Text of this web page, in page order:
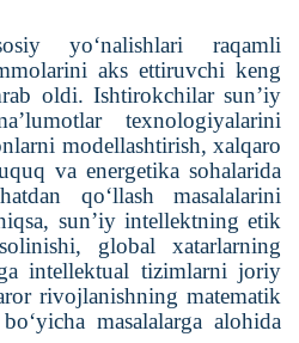
yo‘nalishlari raqamli
aks ettiruvchi keng
oldi. Ishtirokchilar sun’iy
texnologiyalarini
modellashtirish, xalqaro
va energetika sohalarida
qo‘llash masalalarini
sun’iy intellektning etik
global xatarlarning
intellektual tizimlarni joriy
rivojlanishning matematik
masalalarga alohida